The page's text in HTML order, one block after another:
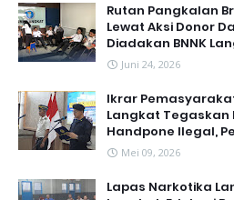
Rutan Pangkalan
Lewat Aksi Donor
Diadakan BNNK
Juni 24, 2026
Ikrar
Langkat Tegaskan
Handpone llegal,
Mei 09, 2026
Lapas Narkotika